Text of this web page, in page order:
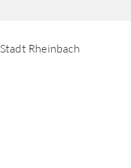
Stadt Rheinbach